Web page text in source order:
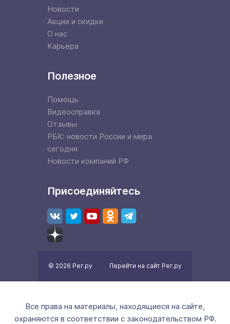
Новости
Акции и скидки
О нас
Карьера
Полезное
Помощь
Видеосправка
Отзывы
РБК: новости России и мира
сегодня
Новости компаний РФ
Присоединяйтесь
© 2026 Рег.ру Перейти на сайт Рег.ру
Все права на материалы, находящиеся на сайте,
охраняются в соответствии с законодательством РФ.